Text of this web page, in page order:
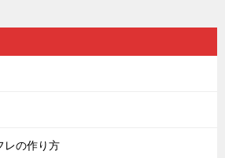
レの作り方